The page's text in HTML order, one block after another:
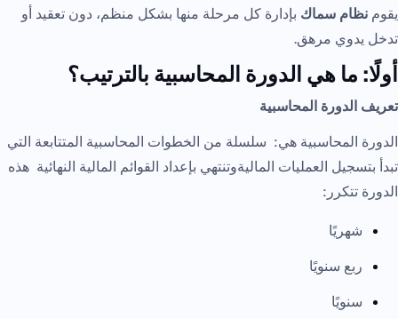
يقوم نظام سماك بإدارة كل مرحلة منها بشكل منظم، دون تعقيد أو
تدخل يدوي مرهق.
أولًا: ما هي الدورة المحاسبية بالترتيب؟
تعريف الدورة المحاسبية
الدورة المحاسبية هي: سلسلة من الخطوات المحاسبية المتتابعة التي
تبدأ بتسجيل العمليات الماليةوتنتهي بإعداد القوائم المالية النهائية هذه
الدورة تتكرر:
شهريًا
ربع سنويًا
سنويًا